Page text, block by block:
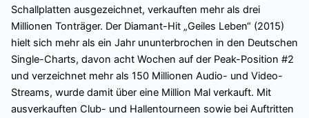
Schallplatten ausgezeichnet, verkauften mehr als drei
Millionen Tonträger. Der Diamant-Hit „Geiles Leben“ (2015)
hielt sich mehr als ein Jahr ununterbrochen in den Deutschen
Single-Charts, davon acht Wochen auf der Peak-Position #2
und verzeichnet mehr als 150 Millionen Audio- und Video-
Streams, wurde damit über eine Million Mal verkauft. Mit
ausverkauften Club- und Hallentourneen sowie bei Auftritten